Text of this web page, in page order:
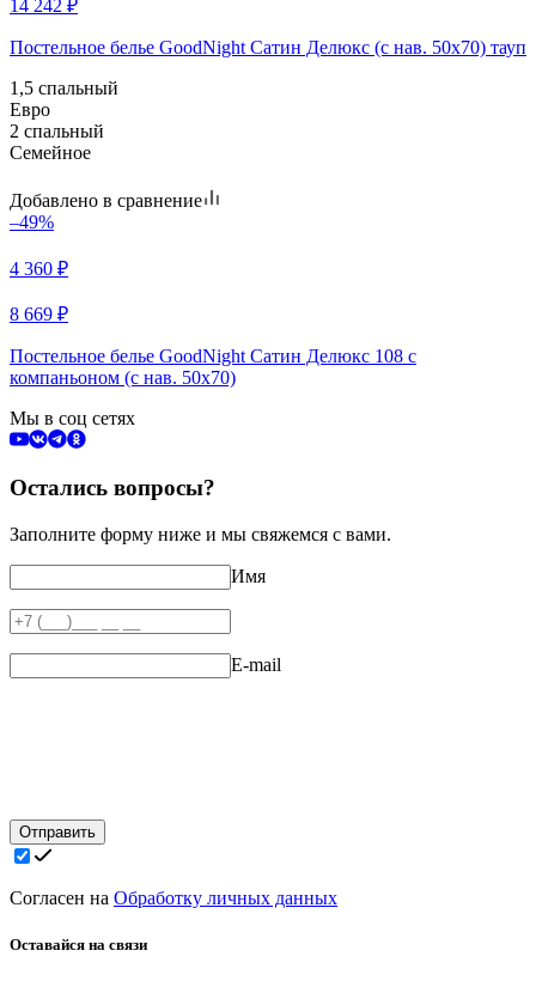
14 242 ₽
Постельное белье GoodNight Сатин Делюкс (с нав. 50х70) тауп
1,5 спальный
Евро
2 спальный
Семейное
Добавлено в сравнение
–49%
4 360 ₽
8 669 ₽
Постельное белье GoodNight Сатин Делюкс 108 с
компаньоном (с нав. 50х70)
Мы в соц сетях
Остались вопросы?
Заполните форму ниже и мы свяжемся с вами.
Имя
E-mail
Отправить
Согласен на Обработку личных данных
Оставайся на связи